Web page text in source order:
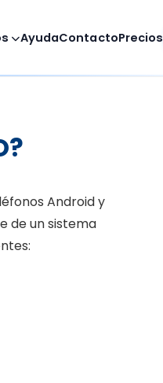
AyudaContactoPrecios
Android y
de un sistema